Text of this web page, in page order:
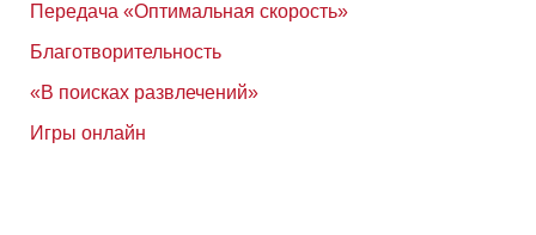
Передача «Оптимальная скорость»
Благотворительность
«В поисках развлечений»
Игры онлайн